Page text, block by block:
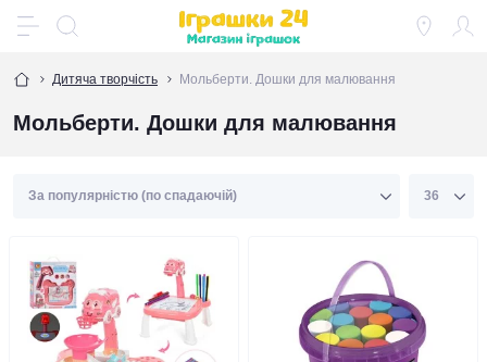
Дитяча творчість Мольберти. Дошки для малювання
Мольберти. Дошки для малювання